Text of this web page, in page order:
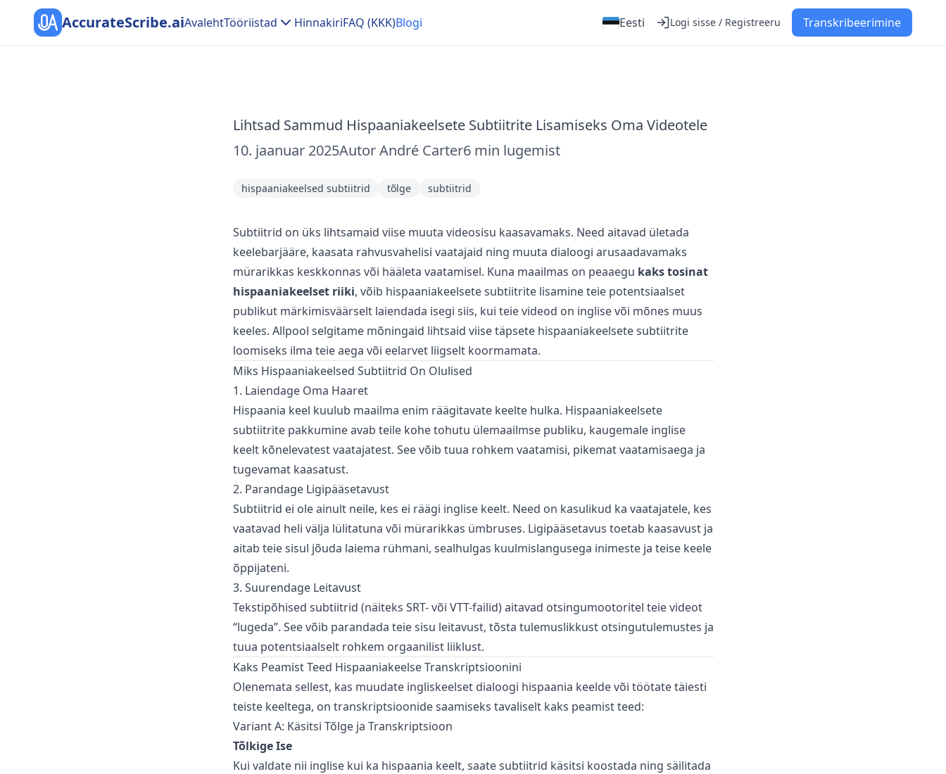
AccurateScribe.aiAvalehtTööriistad HinnakiriFAQ (KKK)Blogi Eesti Logi sisse / Registreeru Transkribeerimine
Lihtsad Sammud Hispaaniakeelsete Subtiitrite Lisamiseks Oma Videotele
10. jaanuar 2025Autor André Carter6 min lugemist
hispaaniakeelsed subtiitrid tõlge subtiitrid
Subtiitrid on üks lihtsamaid viise muuta videosisu kaasavamaks. Need aitavad ületada
keelebarjääre, kaasata rahvusvahelisi vaatajaid ning muuta dialoogi arusaadavamaks
mürarikkas keskkonnas või hääleta vaatamisel. Kuna maailmas on peaaegu kaks tosinat
hispaaniakeelset riiki, võib hispaaniakeelsete subtiitrite lisamine teie potentsiaalset
publikut märkimisväärselt laiendada isegi siis, kui teie videod on inglise või mõnes muus
keeles. Allpool selgitame mõningaid lihtsaid viise täpsete hispaaniakeelsete subtiitrite
loomiseks ilma teie aega või eelarvet liigselt koormamata.
Miks Hispaaniakeelsed Subtiitrid On Olulised
1. Laiendage Oma Haaret
Hispaania keel kuulub maailma enim räägitavate keelte hulka. Hispaaniakeelsete
subtiitrite pakkumine avab teile kohe tohutu ülemaailmse publiku, kaugemale inglise
keelt kõnelevatest vaatajatest. See võib tuua rohkem vaatamisi, pikemat vaatamisaega ja
tugevamat kaasatust.
2. Parandage Ligipääsetavust
Subtiitrid ei ole ainult neile, kes ei räägi inglise keelt. Need on kasulikud ka vaatajatele, kes
vaatavad heli välja lülitatuna või mürarikkas ümbruses. Ligipääsetavus toetab kaasavust ja
aitab teie sisul jõuda laiema rühmani, sealhulgas kuulmislangusega inimeste ja teise keele
õppijateni.
3. Suurendage Leitavust
Tekstipõhised subtiitrid (näiteks SRT- või VTT-failid) aitavad otsingumootoritel teie videot
“lugeda”. See võib parandada teie sisu leitavust, tõsta tulemuslikkust otsingutulemustes ja
tuua potentsiaalselt rohkem orgaanilist liiklust.
Kaks Peamist Teed Hispaaniakeelse Transkriptsioonini
Olenemata sellest, kas muudate ingliskeelset dialoogi hispaania keelde või töötate täiesti
teiste keeltega, on transkriptsioonide saamiseks tavaliselt kaks peamist teed:
Variant A: Käsitsi Tõlge ja Transkriptsioon
Tõlkige Ise
Kui valdate nii inglise kui ka hispaania keelt, saate subtiitrid käsitsi koostada ning säilitada